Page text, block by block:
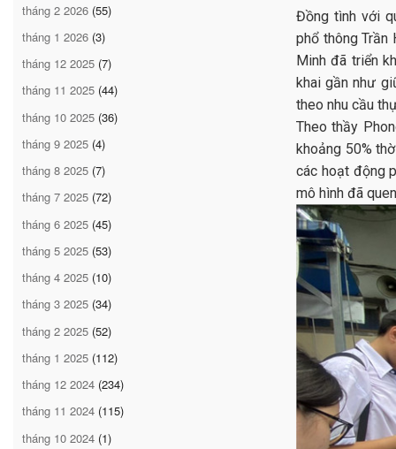
tháng 2 2026 (55)
tháng 1 2026 (3)
tháng 12 2025 (7)
tháng 11 2025 (44)
tháng 10 2025 (36)
tháng 9 2025 (4)
tháng 8 2025 (7)
tháng 7 2025 (72)
tháng 6 2025 (45)
tháng 5 2025 (53)
tháng 4 2025 (10)
tháng 3 2025 (34)
tháng 2 2025 (52)
tháng 1 2025 (112)
tháng 12 2024 (234)
tháng 11 2024 (115)
tháng 10 2024 (1)
Đồng tình với
phổ thông Trần
Minh đã triển
khai gần như
theo nhu cầu
Theo thầy
khoảng 50%
các hoạt động
mô hình đã